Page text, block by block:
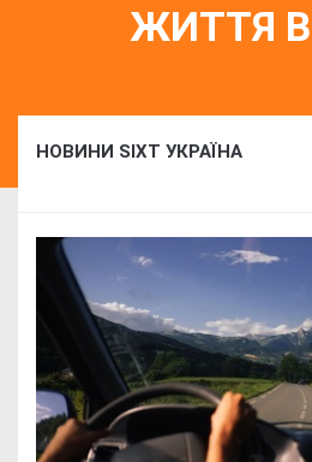
ЖИТТЯ В
НОВИНИ SIXT УКРАЇНА